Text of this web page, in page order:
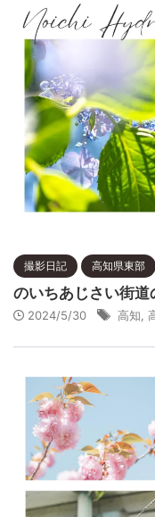
撮影日記 高知県東部
のいちあじさい街道
2024/5/30 高知